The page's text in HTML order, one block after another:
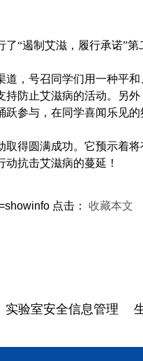
“遏制艾滋，履行承诺”第
道， 号召同学们用一种平和
持防止艾滋病的活动。另
参与，在同学喜闻乐见
取得圆满成功。它预示着将
抗击艾滋病的蔓延！
点击：
收藏本文
实验室安全信息管理